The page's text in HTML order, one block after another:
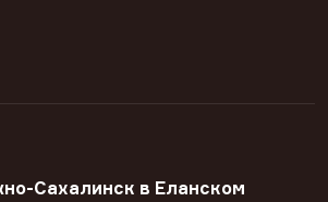
Сахалинск в Еланском